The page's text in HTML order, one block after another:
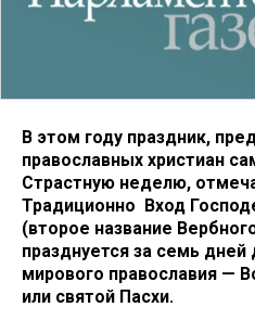
В этом году праздник,
православных христиан
Страстную неделю,
Традиционно Вход
(второе название
празднуется за семь
мирового православия —
или святой Пасхи.